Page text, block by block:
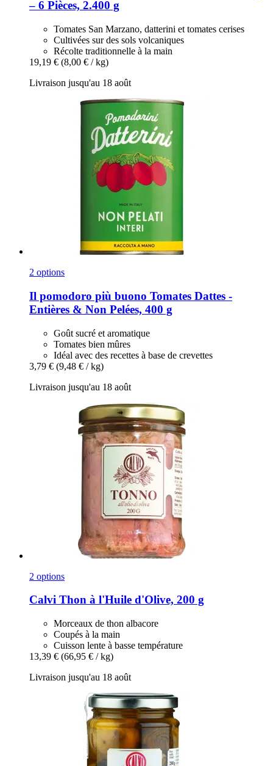
– 6 Pièces, 2.400 g
Tomates San Marzano, datterini et tomates cerises
Cultivées sur des sols volcaniques
Récolte traditionnelle à la main
19,19 € (8,00 € / kg)
Livraison jusqu'au 18 août
2 options
Il pomodoro più buono Tomates Dattes -​
Entières & Non Pelées, 400 g
Goût sucré et aromatique
Tomates bien mûres
Idéal avec des recettes à base de crevettes
3,79 € (9,48 € / kg)
Livraison jusqu'au 18 août
2 options
Calvi Thon à l'Huile d'Olive, 200 g
Morceaux de thon albacore
Coupés à la main
Cuisson lente à basse température
13,39 € (66,95 € / kg)
Livraison jusqu'au 18 août